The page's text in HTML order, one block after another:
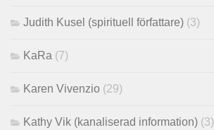
Judith Kusel (spirituell författare) (3)
KaRa (7)
Karen Vivenzio (29)
Kathy Vik (kanaliserad information) (3)